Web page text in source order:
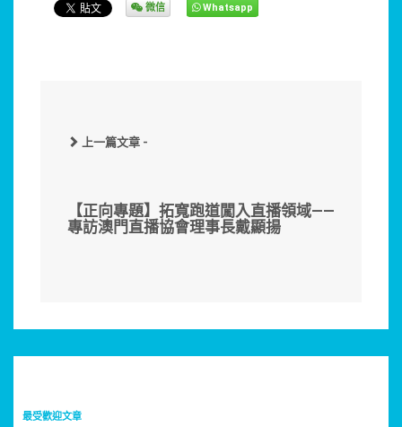
微信 Whatsapp
上一篇文章 -
【正向專題】拓寬跑道闖入直播領域——
專訪澳門直播協會理事長戴顯揚
最受歡迎文章